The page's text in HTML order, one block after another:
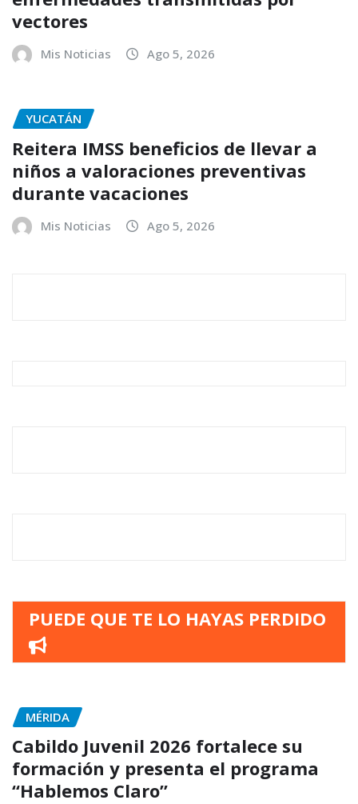
vectores
Mis Noticias Ago 5, 2026
YUCATÁN
Reitera IMSS beneficios de llevar a
niños a valoraciones preventivas
durante vacaciones
Mis Noticias Ago 5, 2026
PUEDE QUE TE LO HAYAS PERDIDO
MÉRIDA
Cabildo Juvenil 2026 fortalece su
formación y presenta el programa
“Hablemos Claro”